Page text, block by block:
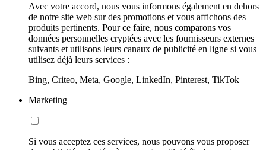
Avec votre accord, nous vous informons également en dehors
de notre site web sur des promotions et vous affichons des
produits pertinents. Pour ce faire, nous comparons vos
données personnelles cryptées avec les fournisseurs externes
suivants et utilisons leurs canaux de publicité en ligne si vous
utilisez déjà leurs services :
Bing, Criteo, Meta, Google, LinkedIn, Pinterest, TikTok
Marketing
Si vous acceptez ces services, nous pouvons vous proposer